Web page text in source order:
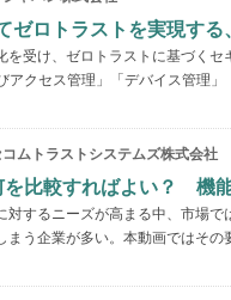
ゼロトラストを実現す
を受け、ゼロトラストに基づく
アクセス管理」「デバイス管理
ムトラストシステムズ株式会社
を比較すればよい？ 機
対するニーズが高まる中、市場
まう企業が多い。本動画ではそ